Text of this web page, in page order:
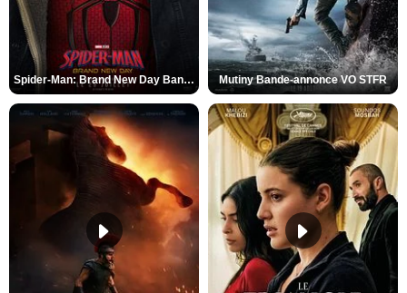
Spider-Man: Brand New Day Bande-annonce VO STFR Mutiny Bande-annonce VO STFR